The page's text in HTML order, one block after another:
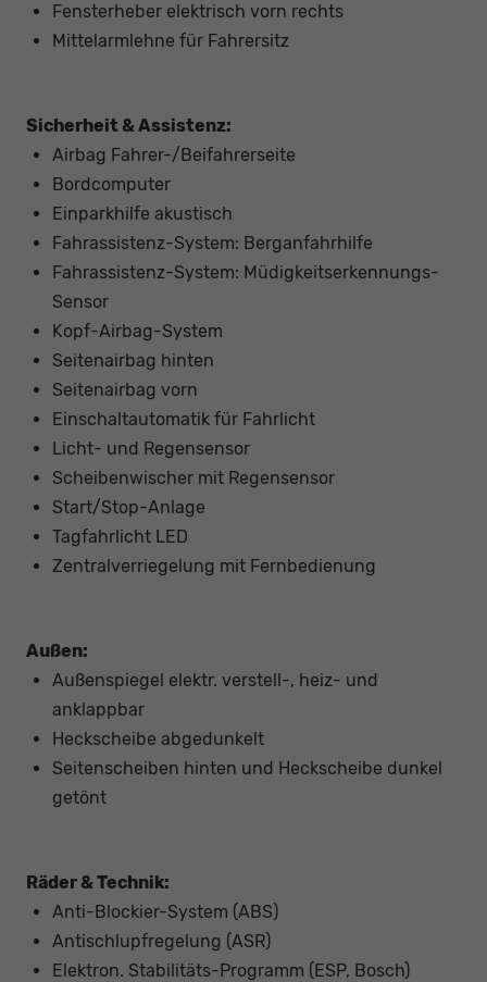
Fensterheber elektrisch vorn rechts
Mittelarmlehne für Fahrersitz
Sicherheit & Assistenz:
Airbag Fahrer-/Beifahrerseite
Bordcomputer
Einparkhilfe akustisch
Fahrassistenz-System: Berganfahrhilfe
Fahrassistenz-System: Müdigkeitserkennungs-
Sensor
Kopf-Airbag-System
Seitenairbag hinten
Seitenairbag vorn
Einschaltautomatik für Fahrlicht
Licht- und Regensensor
Scheibenwischer mit Regensensor
Start/Stop-Anlage
Tagfahrlicht LED
Zentralverriegelung mit Fernbedienung
Außen:
Außenspiegel elektr. verstell-, heiz- und
anklappbar
Heckscheibe abgedunkelt
Seitenscheiben hinten und Heckscheibe dunkel
getönt
Räder & Technik:
Anti-Blockier-System (ABS)
Antischlupfregelung (ASR)
Elektron. Stabilitäts-Programm (ESP, Bosch)